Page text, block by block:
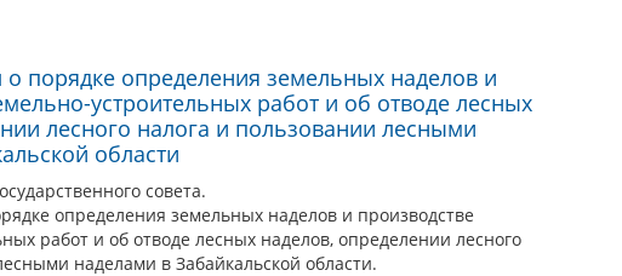
о порядке определения земельных наделов и
устроительных работ и об отводе лесных
лесного налога и пользовании лесными
области
совета.
определения земельных наделов и производстве
работ и об отводе лесных наделов, определении лесного
наделами в Забайкальской области.